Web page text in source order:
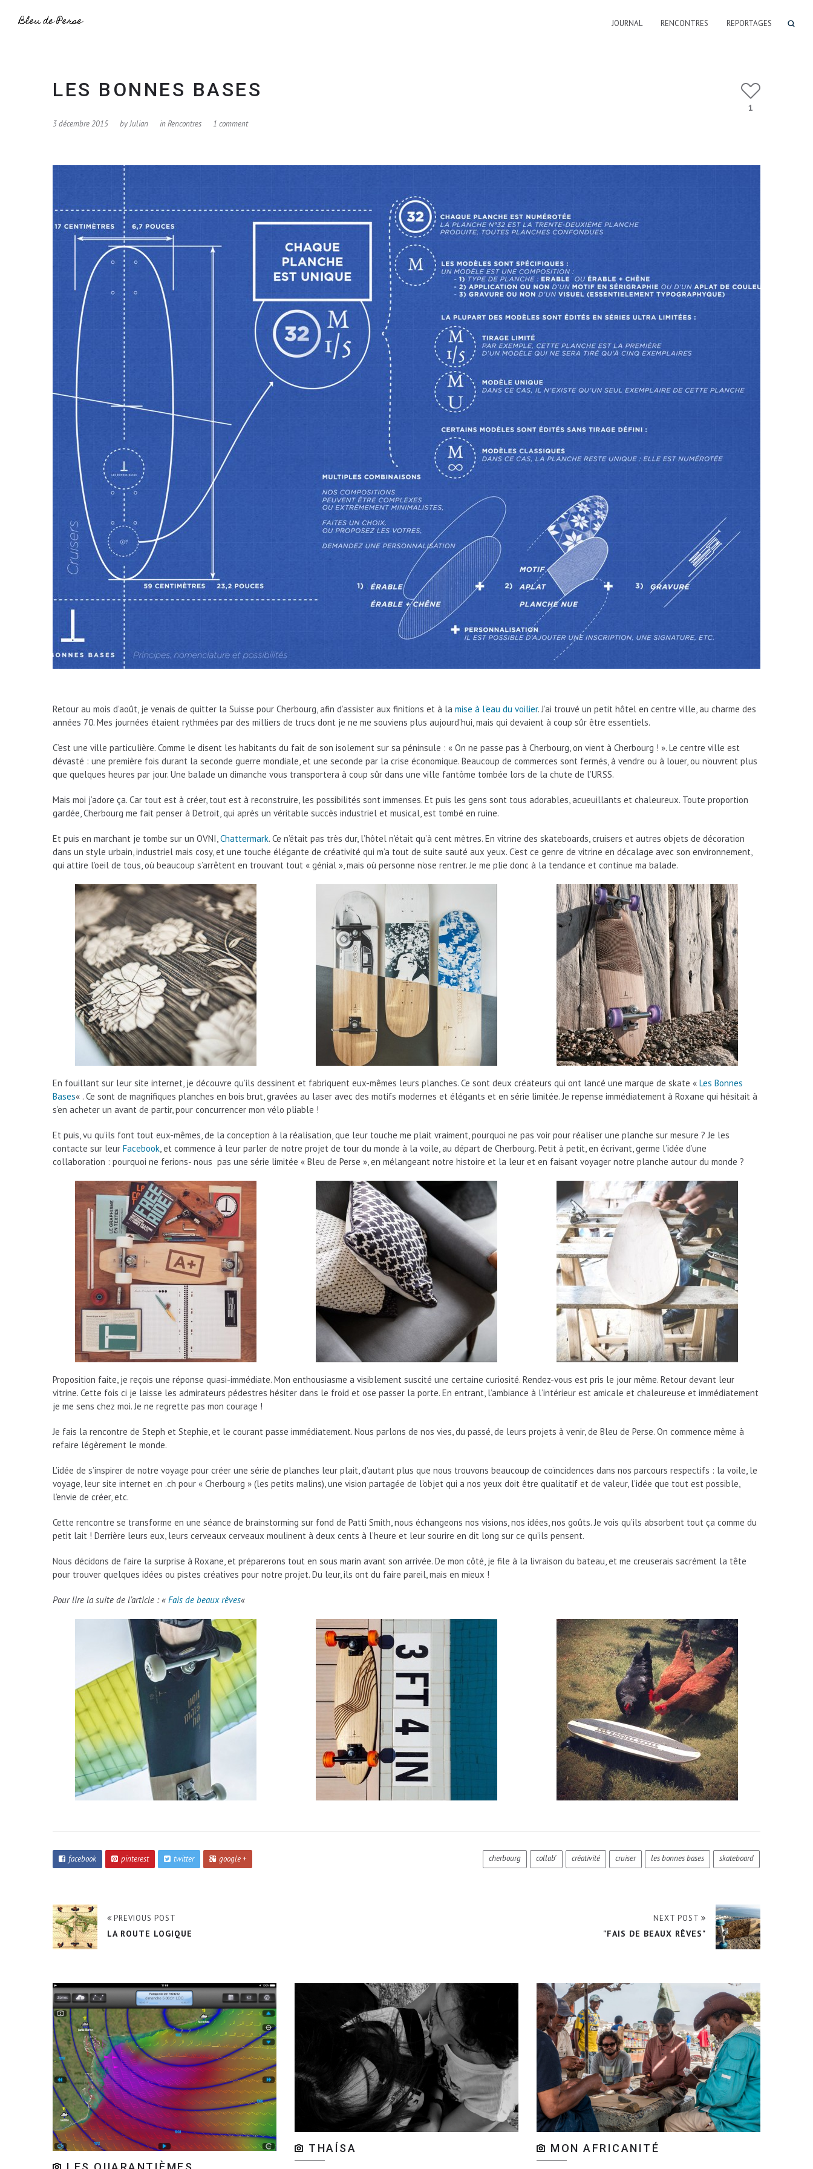
JOURNAL RENCONTRES REPORTAGES
LES BONNES BASES
3 décembre 2015 byJulian inRencontres 1 comment
1
Retour au mois d’août, je venais de quitter la Suisse pour Cherbourg, afin d’assister aux finitions et à la mise à l’eau du voilier. J’ai trouvé un petit hôtel en centre ville, au charme des
années 70. Mes journées étaient rythmées par des milliers de trucs dont je ne me souviens plus aujourd’hui, mais qui devaient à coup sûr être essentiels.
C’est une ville particulière. Comme le disent les habitants du fait de son isolement sur sa péninsule : « On ne passe pas à Cherbourg, on vient à Cherbourg ! ». Le centre ville est
dévasté : une première fois durant la seconde guerre mondiale, et une seconde par la crise économique. Beaucoup de commerces sont fermés, à vendre ou à louer, ou n’ouvrent plus
que quelques heures par jour. Une balade un dimanche vous transportera à coup sûr dans une ville fantôme tombée lors de la chute de l’URSS.
Mais moi j’adore ça. Car tout est à créer, tout est à reconstruire, les possibilités sont immenses. Et puis les gens sont tous adorables, acueuillants et chaleureux. Toute proportion
gardée, Cherbourg me fait penser à Detroit, qui après un véritable succès industriel et musical, est tombé en ruine.
Et puis en marchant je tombe sur un OVNI,Chattermark. Ce n’était pas très dur, l’hôtel n’était qu’à cent mètres. En vitrine des skateboards, cruisers et autres objets de décoration
dans un style urbain, industriel mais cosy, et une touche élégante de créativité qui m’a tout de suite sauté aux yeux. C’est ce genre de vitrine en décalage avec son environnement,
qui attire l’oeil de tous, où beaucoup s’arrêtent en trouvant tout « génial », mais où personne n’ose rentrer. Je me plie donc à la tendance et continue ma balade.
En fouillant sur leur site internet, je découvre qu’ils dessinent et fabriquent eux-mêmes leurs planches. Ce sont deux créateurs qui ont lancé une marque de skate « Les Bonnes
Bases« . Ce sont de magnifiques planches en bois brut, gravées au laser avec des motifs modernes et élégants et en série limitée. Je repense immédiatement à Roxane qui hésitait à
s’en acheter un avant de partir, pour concurrencer mon vélo pliable !
Et puis, vu qu’ils font tout eux-mêmes, de la conception à la réalisation, que leur touche me plait vraiment, pourquoi ne pas voir pour réaliser une planche sur mesure ? Je les
contacte sur leur Facebook, et commence à leur parler de notre projet de tour du monde à la voile, au départ de Cherbourg. Petit à petit, en écrivant, germe l’idée d’une
collaboration : pourquoi ne ferions- nous pas une série limitée « Bleu de Perse », en mélangeant notre histoire et la leur et en faisant voyager notre planche autour du monde ?
Proposition faite, je reçois une réponse quasi-immédiate. Mon enthousiasme a visiblement suscité une certaine curiosité. Rendez-vous est pris le jour même. Retour devant leur
vitrine. Cette fois ci je laisse les admirateurs pédestres hésiter dans le froid et ose passer la porte. En entrant, l’ambiance à l’intérieur est amicale et chaleureuse et immédiatement
je me sens chez moi. Je ne regrette pas mon courage !
Je fais la rencontre de Steph et Stephie, et le courant passe immédiatement. Nous parlons de nos vies, du passé, de leurs projets à venir, de Bleu de Perse. On commence même à
refaire légèrement le monde.
L’idée de s’inspirer de notre voyage pour créer une série de planches leur plait, d’autant plus que nous trouvons beaucoup de coïncidences dans nos parcours respectifs : la voile, le
voyage, leur site internet en .ch pour « Cherbourg » (les petits malins), une vision partagée de l’objet qui a nos yeux doit être qualitatif et de valeur, l’idée que tout est possible,
l’envie de créer, etc.
Cette rencontre se transforme en une séance de brainstorming sur fond de Patti Smith, nous échangeons nos visions, nos idées, nos goûts. Je vois qu’ils absorbent tout ça comme du
petit lait ! Derrière leurs eux, leurs cerveaux cerveaux moulinent à deux cents à l’heure et leur sourire en dit long sur ce qu’ils pensent.
Nous décidons de faire la surprise à Roxane, et préparerons tout en sous marin avant son arrivée. De mon côté, je file à la livraison du bateau, et me creuserais sacrément la tête
pour trouver quelques idées ou pistes créatives pour notre projet. Du leur, ils ont du faire pareil, mais en mieux !
Pour lire la suite de l’article : « Fais de beaux rêves«
facebook pinterest twitter google + cherbourg collab' créativité cruiser les bonnes bases skateboard
PREVIOUS POST
LA ROUTE LOGIQUE
NEXT POST
"FAIS DE BEAUX RÊVES"
THAÍSA MON AFRICANITÉ